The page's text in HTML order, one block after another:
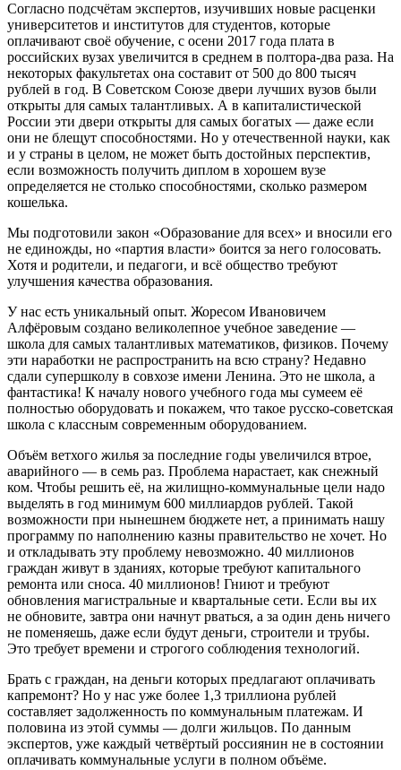
Согласно подсчётам экспертов, изучивших новые расценки
университетов и институтов для студентов, которые
оплачивают своё обучение, с осени 2017 года плата в
российских вузах увеличится в среднем в полтора-два раза. На
некоторых факультетах она составит от 500 до 800 тысяч
рублей в год. В Советском Союзе двери лучших вузов были
открыты для самых талантливых. А в капиталистической
России эти двери открыты для самых богатых — даже если
они не блещут способностями. Но у отечественной науки, как
и у страны в целом, не может быть достойных перспектив,
если возможность получить диплом в хорошем вузе
определяется не столько способностями, сколько размером
кошелька.
Мы подготовили закон «Образование для всех» и вносили его
не единожды, но «партия власти» боится за него голосовать.
Хотя и родители, и педагоги, и всё общество требуют
улучшения качества образования.
У нас есть уникальный опыт. Жоресом Ивановичем
Алфёровым создано великолепное учебное заведение —
школа для самых талантливых математиков, физиков. Почему
эти наработки не распространить на всю страну? Недавно
сдали супершколу в совхозе имени Ленина. Это не школа, а
фантастика! К началу нового учебного года мы сумеем её
полностью оборудовать и покажем, что такое русско-советская
школа с классным современным оборудованием.
Объём ветхого жилья за последние годы увеличился втрое,
аварийного — в семь раз. Проблема нарастает, как снежный
ком. Чтобы решить её, на жилищно-коммунальные цели надо
выделять в год минимум 600 миллиардов рублей. Такой
возможности при нынешнем бюджете нет, а принимать нашу
программу по наполнению казны правительство не хочет. Но
и откладывать эту проблему невозможно. 40 миллионов
граждан живут в зданиях, которые требуют капитального
ремонта или сноса. 40 миллионов! Гниют и требуют
обновления магистральные и квартальные сети. Если вы их
не обновите, завтра они начнут рваться, а за один день ничего
не поменяешь, даже если будут деньги, строители и трубы.
Это требует времени и строгого соблюдения технологий.
Брать с граждан, на деньги которых предлагают оплачивать
капремонт? Но у нас уже более 1,3 триллиона рублей
составляет задолженность по коммунальным платежам. И
половина из этой суммы — долги жильцов. По данным
экспертов, уже каждый четвёртый россиянин не в состоянии
оплачивать коммунальные услуги в полном объёме.